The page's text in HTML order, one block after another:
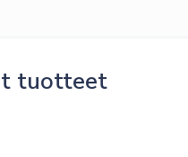
tuotteet